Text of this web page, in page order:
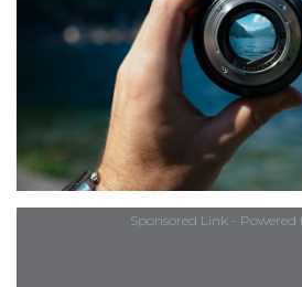
Sponsored Link - Powered